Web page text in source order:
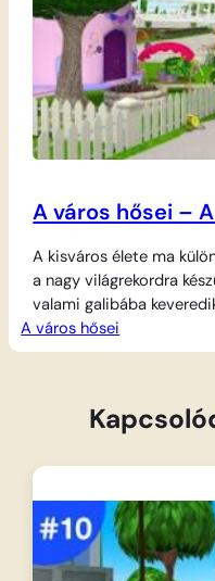
A város hősei –
A kisváros élete ma
a nagy világrekordra
valami galibába
lesz a legügyesebb és
lelkesedéssel veti bele
A város hősei